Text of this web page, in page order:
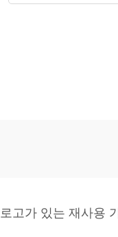
로고가 있는 재사용